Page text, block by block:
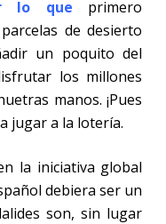
lo que
primero
de desierto
un poquito del
los millones
manos. ¡Pues
jugar a la lotería.
la iniciativa global
debiera ser un
son, sin lugar